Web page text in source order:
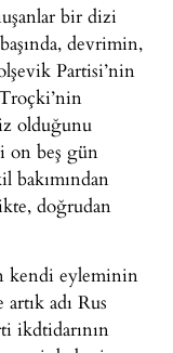
bir dizi
devrimin,
Partisi’nin
olduğunu
on beş gün
bakımından
doğrudan
kendi eyleminin
adı Rus
ikdtidarının